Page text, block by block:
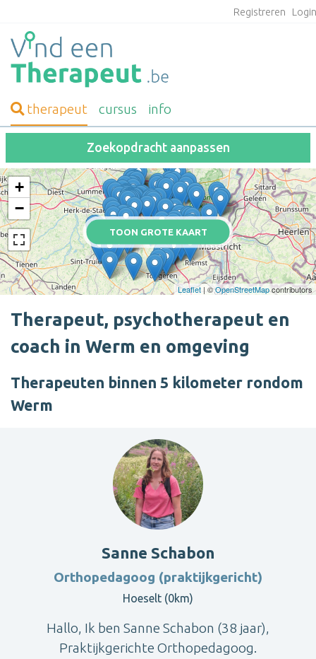
Registreren
therapeut cursus info
Zoekopdracht aanpassen
TOON GROTE KAART
+
−
Leaflet | ©OpenStreetMapcontributors
Therapeut, psychotherapeut en
coach in Werm en omgeving
Therapeuten binnen 5 kilometer rondom
Werm
Sanne Schabon
Orthopedagoog (praktijkgericht)
Hoeselt (0km)
Hallo, Ik ben Sanne Schabon (38 jaar),
Praktijkgerichte Orthopedagoog.